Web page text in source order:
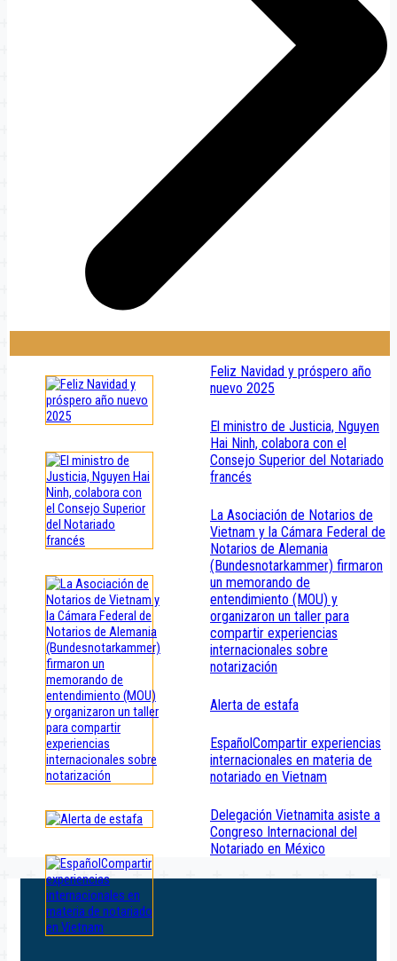
Feliz Navidad y próspero año
nuevo 2025
El ministro de Justicia, Nguyen
Hai Ninh, colabora con el
Consejo Superior del Notariado
francés
La Asociación de Notarios de
Vietnam y la Cámara Federal de
Notarios de Alemania
(Bundesnotarkammer) firmaron
un memorando de
entendimiento (MOU) y
organizaron un taller para
compartir experiencias
internacionales sobre
notarización
Alerta de estafa
EspañolCompartir experiencias
internacionales en materia de
notariado en Vietnam
Delegación Vietnamita asiste a
Congreso Internacional del
Notariado en México